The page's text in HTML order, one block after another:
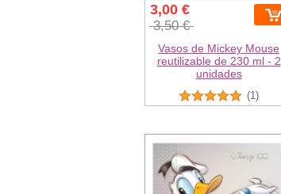
3,00 €
3,50 €
Vasos de Mickey Mouse
reutilizable de 230 ml - 2
unidades
(1)